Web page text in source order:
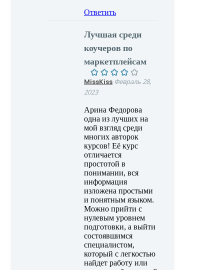
Ответить
Лучшая среди
коучеров по
маркетплейсам
MissKiss Февраль 28,
2023
Арина Федорова
одна из лучших на
мой взгляд среди
многих авторок
курсов! Её курс
отличается
простотой в
понимании, вся
информация
изложена простыми
и понятным языком.
Можно прийти с
нулевым уровнем
подготовки, а выйти
состоявшимся
специалистом,
который с легкостью
найдет работу или